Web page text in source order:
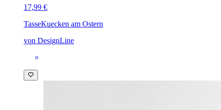
17,99 €
TasseKuecken am Ostern
von DesignLine